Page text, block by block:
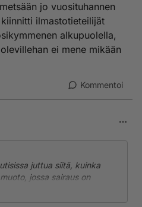
jo vuosituhannen
ilmastotieteilijät
alkupuolella,
ei mene mikään
Kommentoi
juttua siitä, kuinka
jossa sairaus on
vaurioita on